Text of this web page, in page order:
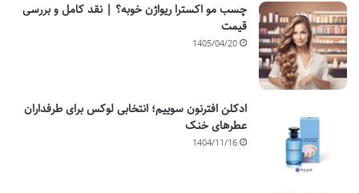
چسب مو اکسترا ریواژن خوبه؟ | نقد کامل و بررسی
قیمت
1405/04/20
ادکلن افترنون سوییم؛ انتخابی لوکس برای طرفداران
عطرهای خنک
1404/11/16